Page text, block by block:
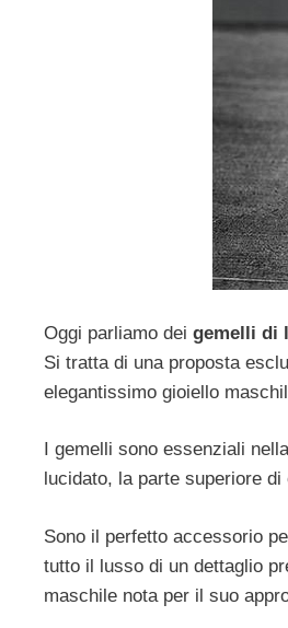
Oggi parliamo dei gemelli di
Si tratta di una proposta
elegantissimo gioiello
I gemelli sono essenziali
lucidato, la parte superiore
Sono il perfetto accessorio
tutto il lusso di un dettaglio
maschile nota per il suo